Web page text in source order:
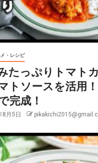
・レシピ
みたっぷりトマト
トソースを活用
完成！
8月5日